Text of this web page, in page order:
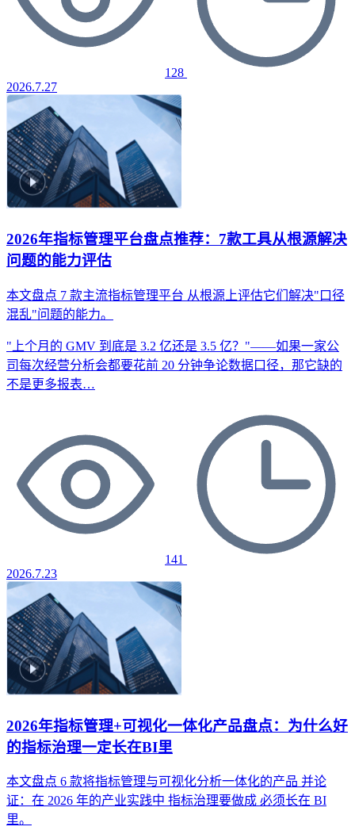
128
2026.7.27
2026年指标管理平台盘点推荐：7款工具从根源解决
问题的能力评估
本文盘点 7 款主流指标管理平台 从根源上评估它们解决"口径
混乱"问题的能力。
"上个月的 GMV 到底是 3.2 亿还是 3.5 亿？"——如果一家公
司每次经营分析会都要花前 20 分钟争论数据口径，那它缺的
不是更多报表…
141
2026.7.23
2026年指标管理+可视化一体化产品盘点：为什么好
的指标治理一定长在BI里
本文盘点 6 款将指标管理与可视化分析一体化的产品 并论
证：在 2026 年的产业实践中 指标治理要做成 必须长在 BI
里。